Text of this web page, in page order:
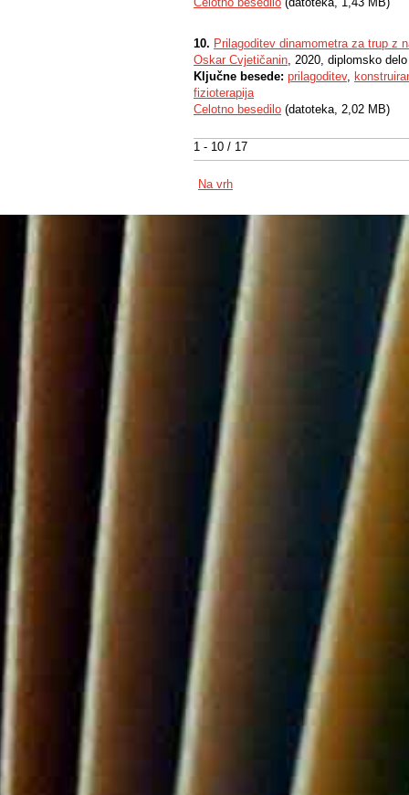
1 - 10 / 17
10. Prilagoditev dinamometra za trup z
Oskar Cvjetičanin, 2020, diplomsko delo
Ključne besede: prilagoditev,
fizioterapija
Celotno besedilo (datoteka, 2,02 MB)
Na vrh